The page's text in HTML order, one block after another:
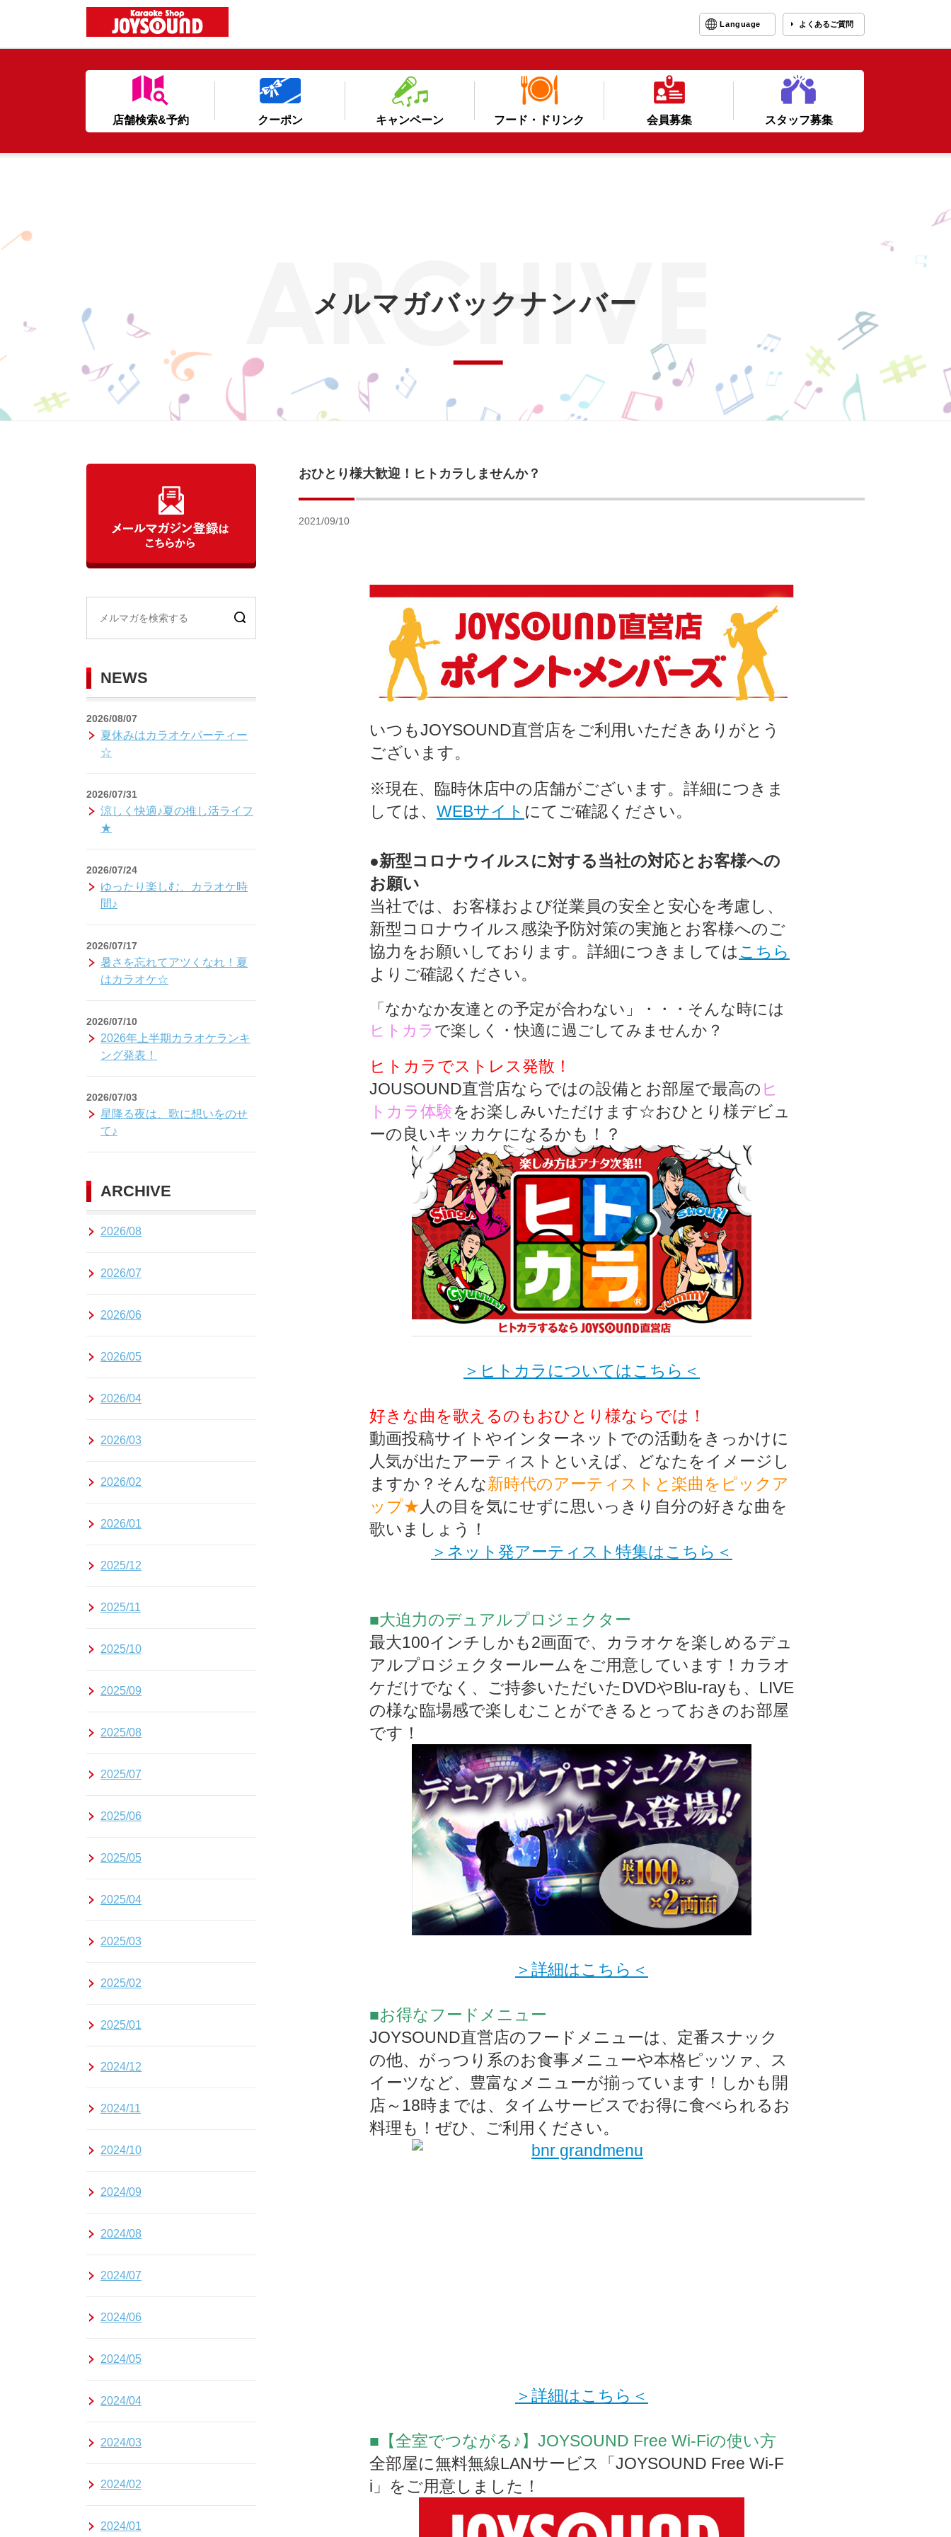
Language よくあるご質問
店舗検索&予約 クーポン キャンペーン フード・ドリンク 会員募集 スタッフ募集
メルマガバックナンバー
おひとり様大歓迎！ヒトカラしませんか？
2021/09/10
いつもJOYSOUND直営店をご利用いただきありがとう
ございます。
※現在、臨時休店中の店舗がございます。詳細につきま
しては、 WEBサイト にてご確認ください。
●新型コロナウイルスに対する当社の対応とお客様への
お願い
当社では、お客様および従業員の安全と安心を考慮し、
新型コロナウイルス感染予防対策の実施とお客様へのご
協力をお願いしております。詳細につきましてはこちら
よりご確認ください。
「なかなか友達との予定が合わない」・・・そんな時には
ヒトカラ で楽しく・快適に過ごしてみませんか？
ヒトカラでストレス発散！
JOUSOUND直営店ならではの設備とお部屋で最高の ヒ
トカラ体験をお楽しみいただけます☆おひとり様デビュ
ーの良いキッカケになるかも！？
＞ヒトカラについてはこちら＜
好きな曲を歌えるのもおひとり様ならでは！
動画投稿サイトやインターネットでの活動をきっかけに
人気が出たアーティストといえば、どなたをイメージし
ますか？そんな新時代のアーティストと楽曲をピックア
ップ★ 人の目を気にせずに思いっきり自分の好きな曲を
歌いましょう！
＞ネット発アーティスト特集はこちら＜
■大迫力のデュアルプロジェクター
最大100インチしかも2画面で、カラオケを楽しめるデュ
アルプロジェクタールームをご用意しています！カラオ
ケだけでなく、ご持参いただいたDVDやBlu-rayも、LIVE
の様な臨場感で楽しむことができるとっておきのお部屋
です！
＞詳細はこちら＜
■お得なフードメニュー
JOYSOUND直営店のフードメニューは、定番スナック
の他、がっつり系のお食事メニューや本格ピッツァ、ス
イーツなど、豊富なメニューが揃っています！しかも開
店～18時までは、タイムサービスでお得に食べられるお
料理も！ぜひ、ご利用ください。
＞詳細はこちら＜
■【全室でつながる♪】JOYSOUND Free Wi-Fiの使い方
全部屋に無料無線LANサービス「JOYSOUND Free Wi-F
i」をご用意しました！
NEWS
2026/08/07
夏休みはカラオケパーティー
☆
2026/07/31
涼しく快適♪夏の推し活ライフ
★
2026/07/24
ゆったり楽しむ、カラオケ時
間♪
2026/07/17
暑さを忘れてアツくなれ！夏
はカラオケ☆
2026/07/10
2026年上半期カラオケランキ
ング発表！
2026/07/03
星降る夜は、歌に想いをのせ
て♪
ARCHIVE
2026/08
2026/07
2026/06
2026/05
2026/04
2026/03
2026/02
2026/01
2025/12
2025/11
2025/10
2025/09
2025/08
2025/07
2025/06
2025/05
2025/04
2025/03
2025/02
2025/01
2024/12
2024/11
2024/10
2024/09
2024/08
2024/07
2024/06
2024/05
2024/04
2024/03
2024/02
2024/01